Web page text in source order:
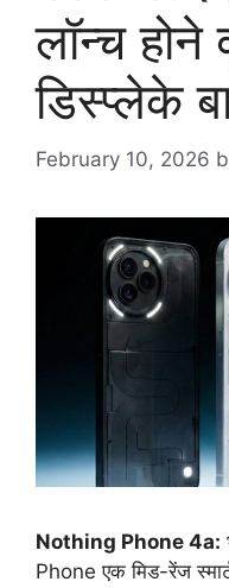
लॉन्च होने
डिस्प्लेके
February 10, 2026
Nothing Phone 4a:
Phone एक मिड-रेंज